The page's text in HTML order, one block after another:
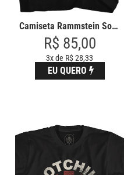
Camiseta Rammstein Soldier
R$ 85,00
3x de R$ 28,33
EU QUERO